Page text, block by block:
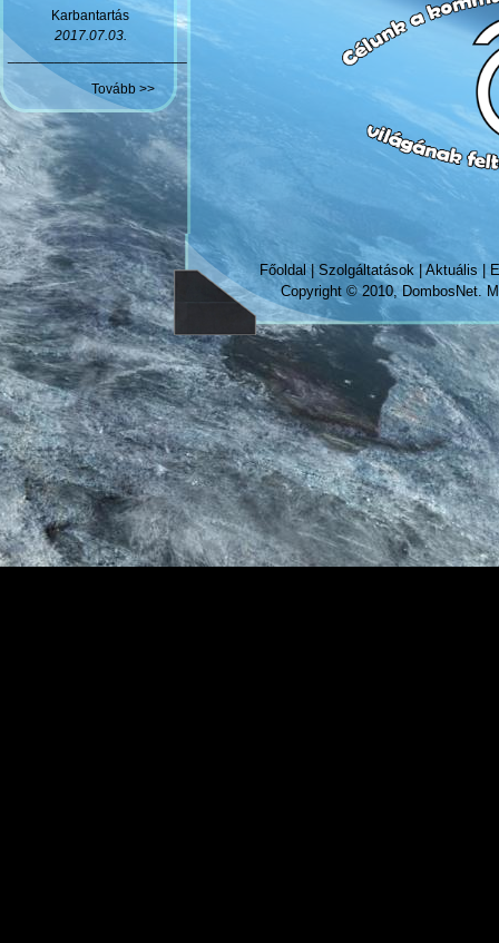
Karbantartás
2017.07.03.
_______________________
Tovább >>
Főoldal|Szolgáltatások |Aktuális
Copyright © 2010, DombosNet.